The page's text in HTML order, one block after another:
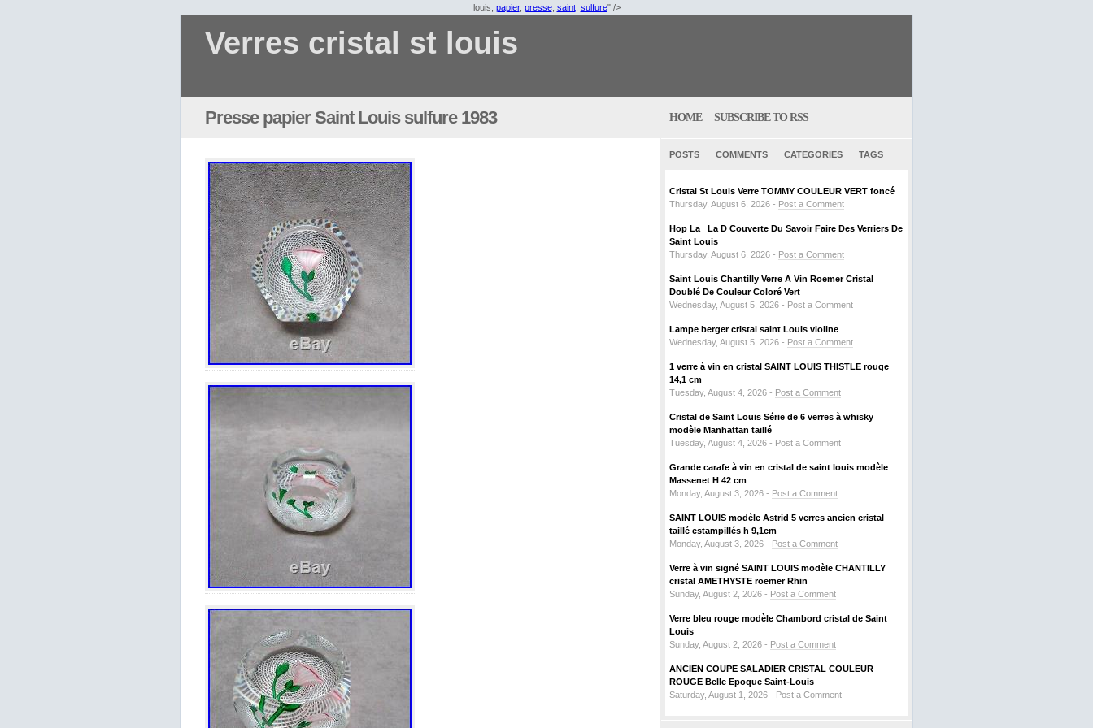
louis, papier, presse, saint, sulfure" />
Verres cristal st louis
Presse papier Saint Louis sulfure 1983 HOME SUBSCRIBE TO RSS
POSTS COMMENTS CATEGORIES TAGS
Cristal St Louis Verre TOMMY COULEUR VERT foncé
Thursday, August 6, 2026 - Post a Comment
Hop La La D Couverte Du Savoir Faire Des Verriers De
Saint Louis
Thursday, August 6, 2026 - Post a Comment
Saint Louis Chantilly Verre A Vin Roemer Cristal
Doublé De Couleur Coloré Vert
Wednesday, August 5, 2026 - Post a Comment
Lampe berger cristal saint Louis violine
Wednesday, August 5, 2026 - Post a Comment
1 verre à vin en cristal SAINT LOUIS THISTLE rouge
14,1 cm
Tuesday, August 4, 2026 - Post a Comment
Cristal de Saint Louis Série de 6 verres à whisky
modèle Manhattan taillé
Tuesday, August 4, 2026 - Post a Comment
Grande carafe à vin en cristal de saint louis modèle
Massenet H 42 cm
Monday, August 3, 2026 - Post a Comment
SAINT LOUIS modèle Astrid 5 verres ancien cristal
taillé estampillés h 9,1cm
Monday, August 3, 2026 - Post a Comment
Verre à vin signé SAINT LOUIS modèle CHANTILLY
cristal AMETHYSTE roemer Rhin
Sunday, August 2, 2026 - Post a Comment
Verre bleu rouge modèle Chambord cristal de Saint
Louis
Sunday, August 2, 2026 - Post a Comment
ANCIEN COUPE SALADIER CRISTAL COULEUR
ROUGE Belle Epoque Saint-Louis
Saturday, August 1, 2026 - Post a Comment